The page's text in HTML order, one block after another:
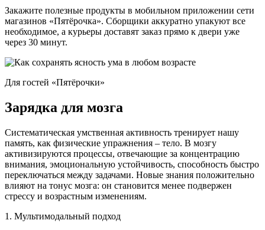
Закажите полезные продукты в мобильном приложении сети
магазинов «Пятёрочка». Сборщики аккуратно упакуют все
необходимое, а курьеры доставят заказ прямо к двери уже
через 30 минут.
Для гостей «Пятёрочки»
Зарядка для мозга
Систематическая умственная активность тренирует нашу
память, как физические упражнения – тело. В мозгу
активизируются процессы, отвечающие за концентрацию
внимания, эмоциональную устойчивость, способность быстро
переключаться между задачами. Новые знания положительно
влияют на тонус мозга: он становится менее подвержен
стрессу и возрастным изменениям.
1. Мультимодальный подход